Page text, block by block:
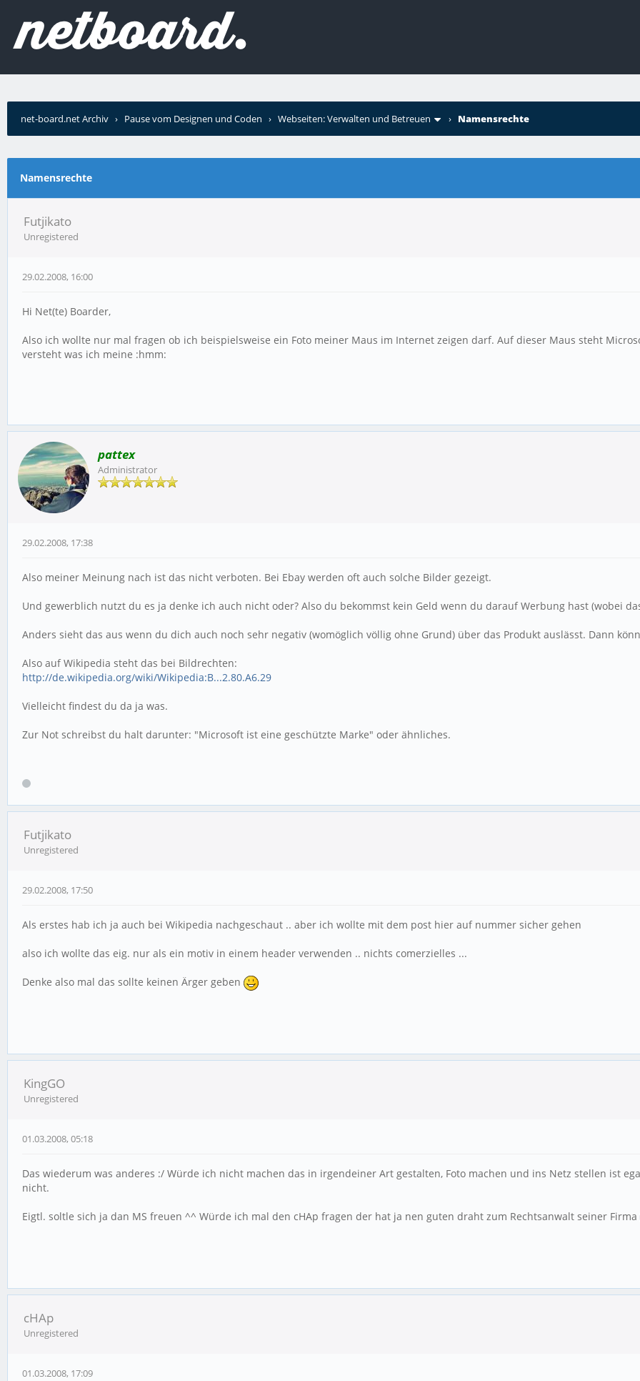
net-board.net Archiv › Pause vom Designen und Coden › Webseiten: Verwalten und Betreuen › Namensrechte
Namensrechte
Futjikato
Unregistered
29.02.2008, 16:00
Hi Net(te) Boarder,
Also ich wollte nur mal fragen ob ich beispielsweise ein Foto meiner Maus im Internet zeigen darf. Auf dieser Maus steht
versteht was ich meine :hmm:
pattex
Administrator
29.02.2008, 17:38
Also meiner Meinung nach ist das nicht verboten. Bei Ebay werden oft auch solche Bilder gezeigt.
Und gewerblich nutzt du es ja denke ich auch nicht oder? Also du bekommst kein Geld wenn du darauf Werbung hast (wobei
Anders sieht das aus wenn du dich auch noch sehr negativ (womöglich völlig ohne Grund) über das Produkt auslässt. Dann
Also auf Wikipedia steht das bei Bildrechten:
http://de.wikipedia.org/wiki/Wikipedia:B...2.80.A6.29
Vielleicht findest du da ja was.
Zur Not schreibst du halt darunter: "Microsoft ist eine geschützte Marke" oder ähnliches.
Futjikato
Unregistered
29.02.2008, 17:50
Als erstes hab ich ja auch bei Wikipedia nachgeschaut .. aber ich wollte mit dem post hier auf nummer sicher gehen
also ich wollte das eig. nur als ein motiv in einem header verwenden .. nichts comerzielles ...
Denke also mal das sollte keinen Ärger geben
KingGO
Unregistered
01.03.2008, 05:18
Das wiederum was anderes :/ Würde ich nicht machen das in irgendeiner Art gestalten, Foto machen und ins Netz stellen ist
nicht.
Eigtl. soltle sich ja dan MS freuen ^^ Würde ich mal den cHAp fragen der hat ja nen guten draht zum Rechtsanwalt seiner Firma
cHAp
Unregistered
01.03.2008, 17:09